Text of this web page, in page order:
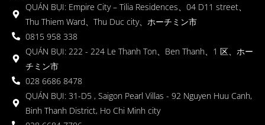
QUÁN BỤI: Empire City – Tilia Residences、04 D11 street、
Thu Thiem Ward、Thu Duc city、ホーチミン市
0815 958 338
QUÁN BỤI: 222 - 224 Le Thanh Ton、Ben Thanh、1 区、ホー
チミン市
028 6686 8478
QUÁN BỤI: 31-D5 , Saigon Pearl Villas - 92 Nguyen Huu Canh,
Binh Thanh District, Ho Chi Minh city